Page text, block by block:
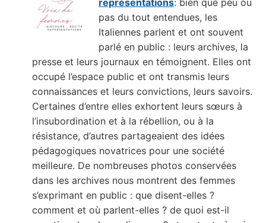
représentations: bien que peu ou
pas du tout entendues, les
Italiennes parlent et ont souvent
parlé en public : leurs archives, la
presse et leurs journaux en témoignent. Elles ont
occupé l’espace public et ont transmis leurs
connaissances et leurs convictions, leurs savoirs.
Certaines d’entre elles exhortent leurs sœurs à
l’insubordination et à la rébellion, ou à la
résistance, d’autres partageaient des idées
pédagogiques novatrices pour une société
meilleure. De nombreuses photos conservées
dans les archives nous montrent des femmes
s’exprimant en public : que disent-elles ?
comment et où parlent-elles ? de quoi est-il